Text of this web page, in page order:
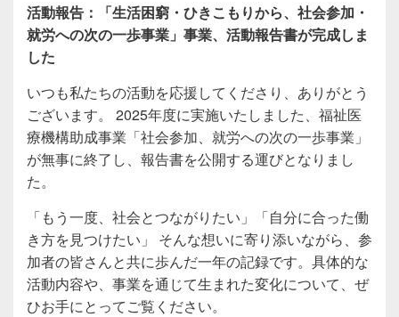
活動報告：「生活困窮・ひきこもりから、社会参加・
就労への次の一歩事業」事業、活動報告書が完成しま
した
いつも私たちの活動を応援してくださり、ありがとう
ございます。 2025年度に実施いたしました、福祉医
療機構助成事業「社会参加、就労への次の一歩事業」
が無事に終了し、報告書を公開する運びとなりまし
た。
「もう一度、社会とつながりたい」「自分に合った働
き方を見つけたい」 そんな想いに寄り添いながら、参
加者の皆さんと共に歩んだ一年の記録です。具体的な
活動内容や、事業を通じて生まれた変化について、ぜ
ひお手にとってご覧ください。